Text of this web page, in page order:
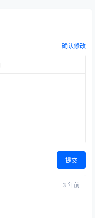
确认修改
提交
3 年前